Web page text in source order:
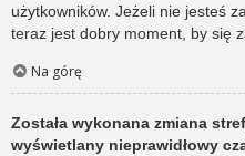
użytkowników. Jeżeli nie jesteś
teraz jest dobry moment, by się
Na górę
Została wykonana zmiana
wyświetlany nieprawidłowy